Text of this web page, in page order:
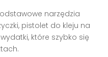
narzędzia
pistolet do kleju na
które szybko się